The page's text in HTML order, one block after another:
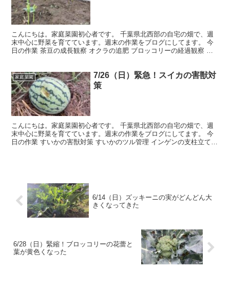
こんにちは。家庭菜園初心者です。 千葉県北西部の自宅の畑で、週
末中心に野菜を育てています。週末の作業をブログにしてます。 今
日の作業 茶豆の成長観察 オクラの追肥 ブロッコリーの経過観察 雑
家庭菜園
7/26（日）緊急！スイカの害獣対
策
こんにちは。家庭菜園初心者です。 千葉県北西部の自宅の畑で、週
末中心に野菜を育てています。週末の作業をブログにしてます。 今
日の作業 すいかの害獣対策 すいかのツル管理 インゲンの支柱立て
6/14（日）ズッキーニの実がどんどん大
きくなってきた
6/28（日）緊縮！ブロッコリーの花蕾と
葉が黄色くなった